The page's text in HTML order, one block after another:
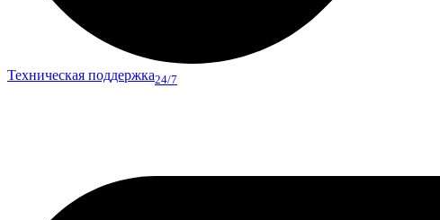
Техническая поддержка24/7